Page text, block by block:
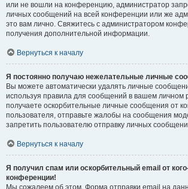
или не вошли на конференцию, администратор
личных сообщений на всей конференции или же
это вам лично. Свяжитесь с администратором
получения дополнительной информации.
Вернуться к началу
Я постоянно получаю нежелательные личные
Вы можете автоматически удалять личные
используя правила для сообщений в вашем личном
получаете оскорбительные личные сообщения от
пользователя, отправьте жалобы на сообщения
запретить пользователю отправку личных
Вернуться к началу
Я получил спам или оскорбительный email от
конференции!
Мы сожалеем об этом. Форма отправки email на